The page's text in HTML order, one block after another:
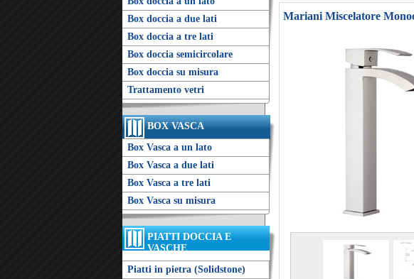
Box doccia a due lati
Box doccia a tre lati
Box doccia semicircolare
Box doccia su misura
Trattamento vetri
BOX VASCA
Box Vasca a un lato
Box Vasca a due lati
Box Vasca a tre lati
Box Vasca su misura
PIATTI DOCCIA E
VASCHE
Piatti in pietra (Solidstone)
Mariani Miscelatore